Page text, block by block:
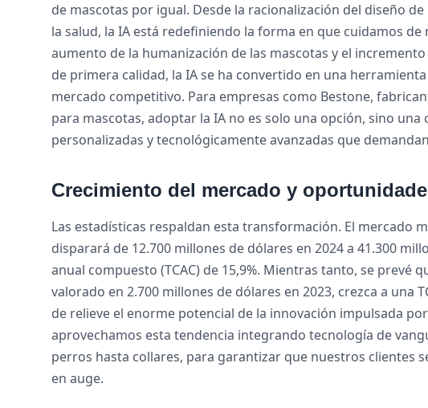
de mascotas por igual. Desde la racionalización del diseño
la salud, la IA está redefiniendo la forma en que cuidamos
aumento de la humanización de las mascotas y el
de primera calidad, la IA se ha convertido en una
mercado competitivo. Para empresas como Bestone,
para mascotas, adoptar la IA no es solo una opción, sino
personalizadas y tecnológicamente avanzadas que
Crecimiento del mercado y
Las estadísticas respaldan esta transformación. El mercado
disparará de 12.700 millones de dólares en 2024 a 41.300
anual compuesto (TCAC) de 15,9%. Mientras tanto, se prevé
valorado en 2.700 millones de dólares en 2023, crezca a una
de relieve el enorme potencial de la innovación impulsada
aprovechamos esta tendencia integrando tecnología de
perros hasta collares, para garantizar que nuestros clientes
en auge.